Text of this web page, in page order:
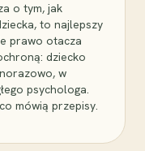
o tym, jak
to najlepszy
prawo otacza
dziecko
w
psychologa.
mówią przepisy.